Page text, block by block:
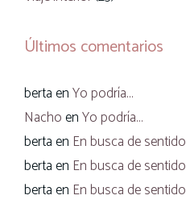
Últimos comentarios
bertaenYo podría…
NachoenYo podría…
bertaen En busca de sentido
bertaen En busca de sentido
bertaen En busca de sentido